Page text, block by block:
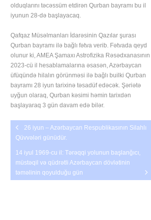
olduqlarını təcəssüm etdirən Qurban bayramı bu il
iyunun 28-də başlayacaq.
Qafqaz Müsəlmanları İdarəsinin Qazılar şurası
Qurban bayramı ilə bağlı fətva verib. Fətvada qeyd
olunur ki, AMEA Şamaxı Astrofizika Rəsədxanasının
2023-cü il hesablamalarına əsasən, Azərbаycаn
üfüqündə hilalın görünməsi ilə bağlı builki Qurbаn
bаyrаmı 28 iyun tarixinə təsadüf edəcək. Şəriətə
uyğun olaraq, Qurban kəsimi həmin tarixdən
başlayaraq 3 gün davam edə bilər.
26 iyun – Azərbaycan Respublikasının Silahlı
Qüvvələri günüdür.
14 iyul 1969-cu il: Tərəqqi yolunun başlanğıcı,
müstəqil və qüdrətli Azərbaycan dövlətinin
təməlinin qoyulduğu gün